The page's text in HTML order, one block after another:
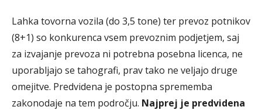
Lahka tovorna vozila (do 3,5 tone) ter prevoz potnikov
(8+1) so konkurenca vsem prevoznim podjetjem, saj
za izvajanje prevoza ni potrebna posebna licenca, ne
uporabljajo se tahografi, prav tako ne veljajo druge
omejitve. Predvidena je postopna sprememba
zakonodaje na tem področju. Najprej je predvidena